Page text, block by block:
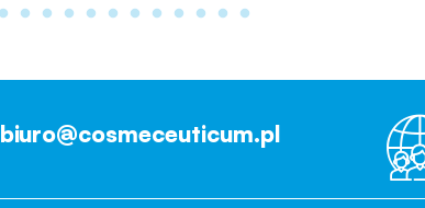
biuro@cosmeceuticum.pl